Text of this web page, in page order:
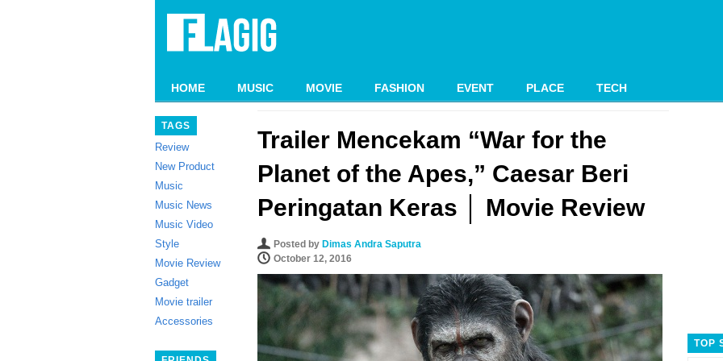
HOME MUSIC MOVIE FASHION EVENT PLACE TECH
TAGS
Review
New Product
Music
Music News
Music Video
Style
Movie Review
Gadget
Movie trailer
Accessories
Trailer Mencekam “War for the
Planet of the Apes,” Caesar Beri
Peringatan Keras │ Movie Review
Posted by Dimas Andra Saputra
October 12, 2016
TOP